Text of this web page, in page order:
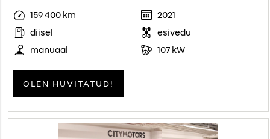
159 400 km
2021
diisel
esivedu
manuaal
107 kW
OLEN HUVITATUD!